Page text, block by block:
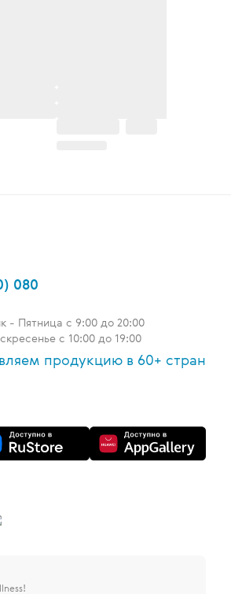
080
- Пятница c 9:00 до 20:00
с 10:00 до 19:00
продукцию в 60+ стран